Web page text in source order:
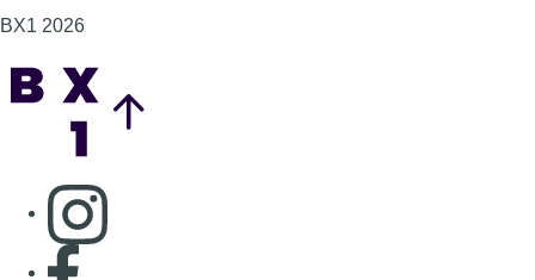
BX1 2026
Consulter page Instagram
Consulter page Facebook